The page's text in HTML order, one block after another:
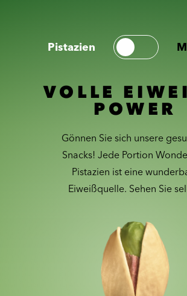
Pistazien
VOLLE
POWER
Gönnen Sie sich unsere
Snacks! Jede Portion
Pistazien ist eine
Eiweißquelle. Sehen Sie